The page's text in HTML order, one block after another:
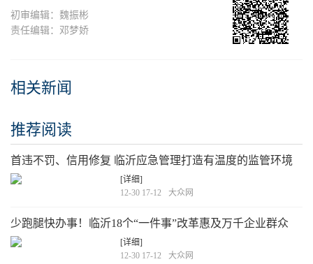
初审编辑：魏振彬
责任编辑：邓梦娇
相关新闻
推荐阅读
首违不罚、信用修复 临沂应急管理打造有温度的监管环境
[详细]
12-30 17-12
大众网
少跑腿快办事！临沂18个“一件事”改革惠及万千企业群众
[详细]
12-30 17-12
大众网